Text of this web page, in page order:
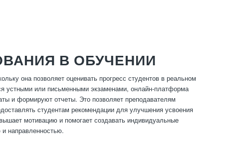
В ОБУЧЕНИИ
она позволяет оценивать прогресс студентов в реальном
устными или письменными экзаменами, онлайн-платформа
и формируют отчеты. Это позволяет преподавателям
студентам рекомендации для улучшения усвоения
мотивацию и помогает создавать индивидуальные
направленностью.